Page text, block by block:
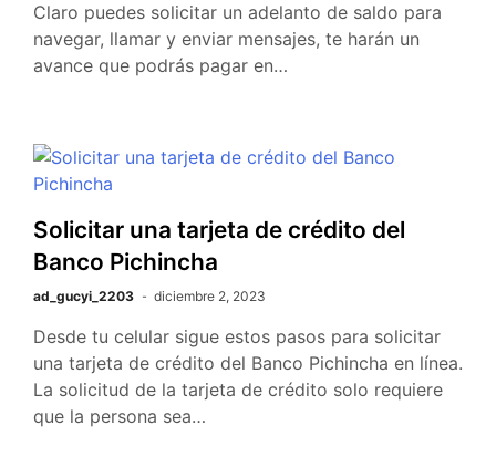
Claro puedes solicitar un adelanto de saldo para
navegar, llamar y enviar mensajes, te harán un
avance que podrás pagar en…
Solicitar una tarjeta de crédito del
Banco Pichincha
ad_gucyi_2203 diciembre 2, 2023
Desde tu celular sigue estos pasos para solicitar
una tarjeta de crédito del Banco Pichincha en línea.
La solicitud de la tarjeta de crédito solo requiere
que la persona sea…